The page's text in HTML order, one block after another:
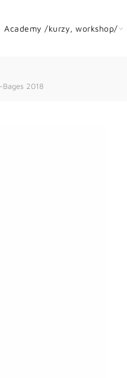
Academy /kurzy, workshop/
2018